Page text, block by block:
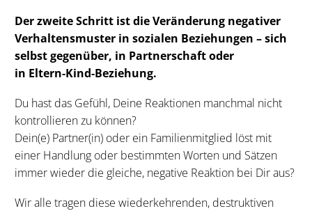
Der zweite Schritt ist die Veränderung negativer
Verhaltensmuster in sozialen Beziehungen – sich
selbst gegenüber, in Partnerschaft oder
in Eltern-Kind-Beziehung.
Du hast das Gefühl, Deine Reaktionen manchmal nicht
kontrollieren zu können?
Dein(e) Partner(in) oder ein Familienmitglied löst mit
einer Handlung oder bestimmten Worten und Sätzen
immer wieder die gleiche, negative Reaktion bei Dir aus?
Wir alle tragen diese wiederkehrenden, destruktiven